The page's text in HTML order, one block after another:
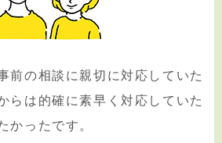
前の相談に親切に対応していた
らは的確に素早く対応していた
かったです。